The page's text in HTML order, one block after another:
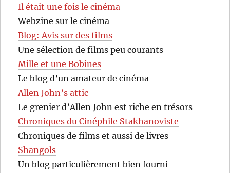
Il était une fois le cinéma
Webzine sur le cinéma
Blog: Avis sur des films
Une sélection de films peu courants
Mille et une Bobines
Le blog d’un amateur de cinéma
Allen John’s attic
Le grenier d’Allen John est riche en trésors
Chroniques du Cinéphile Stakhanoviste
Chroniques de films et aussi de livres
Shangols
Un blog particulièrement bien fourni